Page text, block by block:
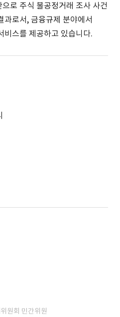
로 주식 불공정거래 조사 사건
과로서, 금융규제 분야에서
비스를 제공하고 있습니다.
원회 민간위원